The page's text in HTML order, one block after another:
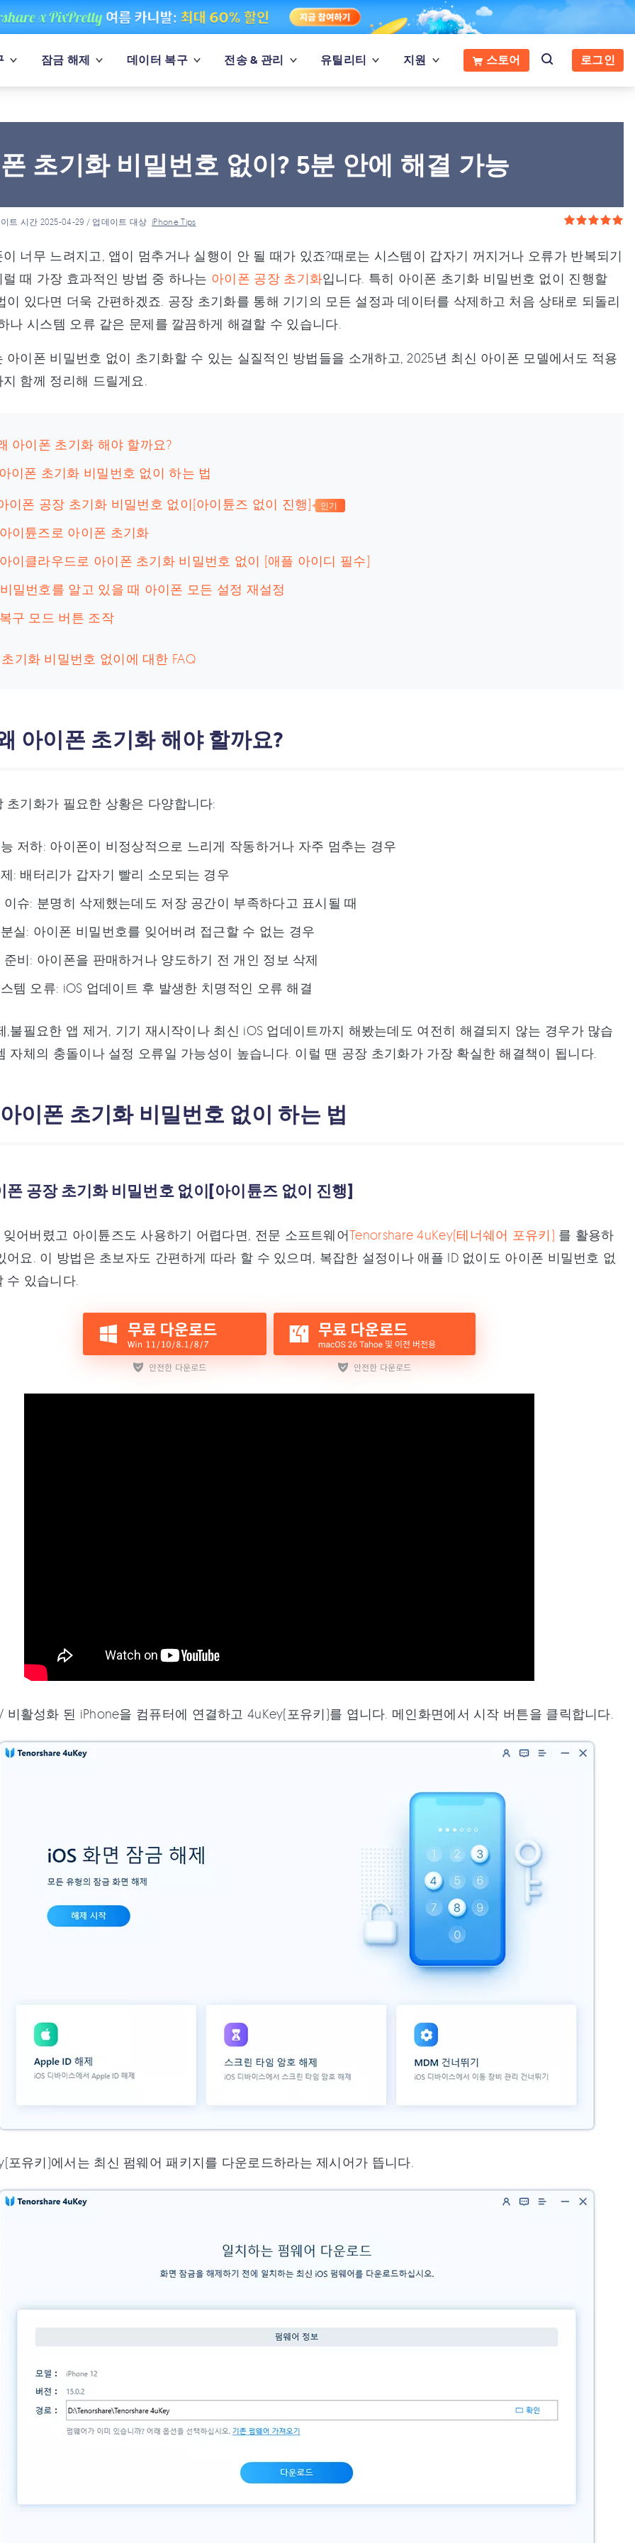
잠금 해제 데이터 복구 전송 & 관리 유틸리티 지원 스토어 로그인
초기화 비밀번호 없이? 5분 안에 해결 가능
트 시간 2025-04-29 / 업데이트 대상iPhone Tips
너무 느려지고, 앱이 멈추거나 실행이 안 될 때가 있죠?때로는 시스템이 갑자기 꺼지거나 오류가 반복되기
때 가장 효과적인 방법 중 하나는 아이폰 공장 초기화입니다. 특히 아이폰 초기화 비밀번호 없이 진행할
이 있다면 더욱 간편하겠죠. 공장 초기화를 통해 기기의 모든 설정과 데이터를 삭제하고 처음 상태로 되돌리
나 시스템 오류 같은 문제를 깔끔하게 해결할 수 있습니다.
아이폰 비밀번호 없이 초기화할 수 있는 실질적인 방법들을 소개하고, 2025년 최신 아이폰 모델에서도 적용
함께 정리해 드릴게요.
아이폰 초기화 해야 할까요?
이폰 초기화 비밀번호 없이 하는 법
이폰 공장 초기화 비밀번호 없이[아이튠즈 없이 진행]
인기
이튠즈로 아이폰 초기화
이클라우드로 아이폰 초기화 비밀번호 없이 [애플 아이디 필수]
밀번호를 알고 있을 때 아이폰 모든 설정 재설정
구 모드 버튼 조작
기화 비밀번호 없이에 대한 FAQ
아이폰 초기화 해야 할까요?
초기화가 필요한 상황은 다양합니다:
저하: 아이폰이 비정상적으로 느리게 작동하거나 자주 멈추는 경우
: 배터리가 갑자기 빨리 소모되는 경우
슈: 분명히 삭제했는데도 저장 공간이 부족하다고 표시될 때
실: 아이폰 비밀번호를 잊어버려 접근할 수 없는 경우
비: 아이폰을 판매하거나 양도하기 전 개인 정보 삭제
템 오류: iOS 업데이트 후 발생한 치명적인 오류 해결
,불필요한 앱 제거, 기기 재시작이나 최신 iOS 업데이트까지 해봤는데도 여전히 해결되지 않는 경우가 많습
자체의 충돌이나 설정 오류일 가능성이 높습니다. 이럴 땐 공장 초기화가 가장 확실한 해결책이 됩니다.
이폰 초기화 비밀번호 없이 하는 법
폰 공장 초기화 비밀번호 없이[아이튠즈 없이 진행]
어버렸고 아이튠즈도 사용하기 어렵다면, 전문 소프트웨어Tenorshare 4uKey(테너쉐어 포유키) 를 활용하
어요. 이 방법은 초보자도 간편하게 따라 할 수 있으며, 복잡한 설정이나 애플 ID 없이도 아이폰 비밀번호 없
수 있습니다.
비활성화 된 iPhone을 컴퓨터에 연결하고 4uKey(포유키)를 엽니다. 메인화면에서 시작 버튼을 클릭합니다.
포유키)에서는 최신 펌웨어 패키지를 다운로드하라는 제시어가 뜹니다.